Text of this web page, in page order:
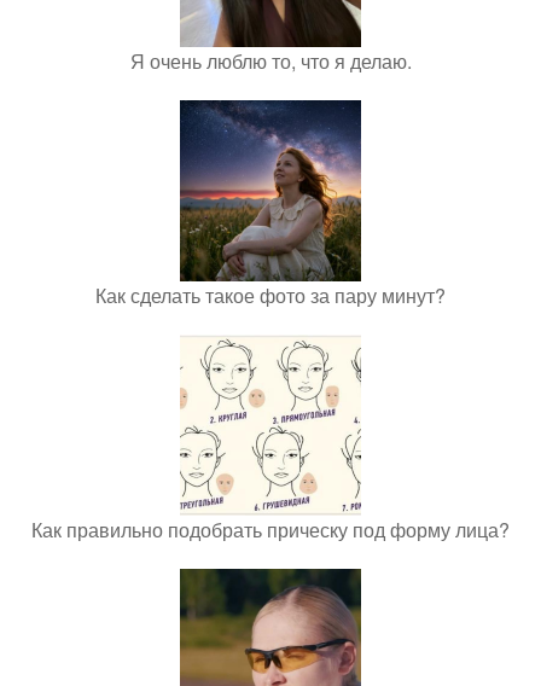
Я очень люблю то, что я делаю.
Как сделать такое фото за пару минут?
Как правильно подобрать прическу под форму лица?